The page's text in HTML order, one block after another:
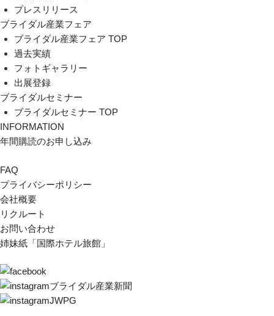
プレスリリース
ブライダル産業フェア
ブライダル産業フェア TOP
過去実績
フォトギャラリー
出展登録
ブライダルセミナー
ブライダルセミナー TOP
INFORMATION
年間購読のお申し込み
FAQ
プライバシーポリシー
会社概要
リクルート
お問い合わせ
姉妹紙「国際ホテル旅館」
ブライダル産業新聞
JWPG